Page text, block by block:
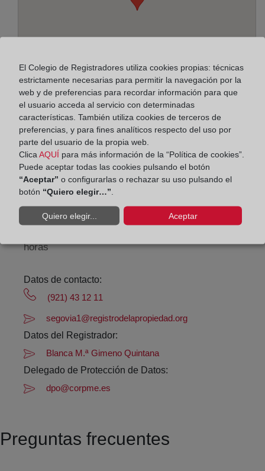
Dirección:
Los Almendros, 3, 40002
Horario:
Agosto: De lunes a viernes de 09:00 a 14:00 horas
horas
Datos de contacto:
(921) 43 12 11
segovia1@registrodelapropiedad.org
Datos del Registrador:
Blanca M.ª Gimeno Quintana
Delegado de Protección de Datos:
dpo@corpme.es
Preguntas frecuentes
El Colegio de Registradores utiliza cookies propias: técnicas
estrictamente necesarias para permitir la navegación por la
web y de preferencias para recordar información para que
el usuario acceda al servicio con determinadas
características. También utiliza cookies de terceros de
preferencias, y para fines analíticos respecto del uso por
parte del usuario de la propia web.
Clica AQUÍ para más información de la “Política de cookies”.
Puede aceptar todas las cookies pulsando el botón
“Aceptar” o configurarlas o rechazar su uso pulsando el
botón “Quiero elegir…”
Quiero elegir... Aceptar